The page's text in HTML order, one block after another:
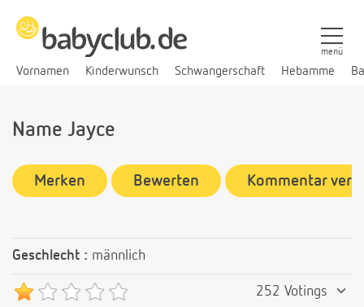
Vornamen Kinderwunsch Schwangerschaft Hebamme
menü
Name Jayce
Merken Bewerten Kommentar
Geschlecht : männlich
252 Votings